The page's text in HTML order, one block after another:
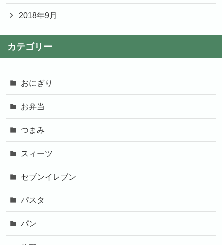
2018年9月
カテゴリー
おにぎり
お弁当
つまみ
スィーツ
セブンイレブン
パスタ
パン